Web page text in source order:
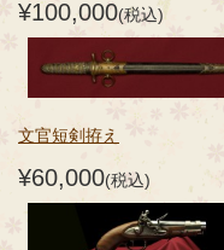
¥100,000(税込)
文官短剣拵え
¥60,000(税込)